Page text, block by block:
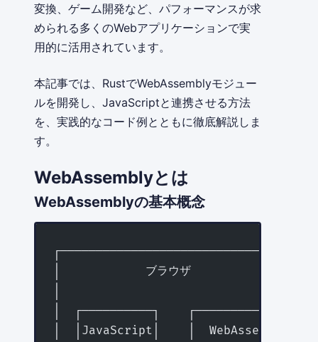
変換、ゲーム開発など、パフォーマンスが求
められる多くのWebアプリケーションで実
用的に活用されています。
本記事では、RustでWebAssemblyモジュー
ルを開発し、JavaScriptと連携させる方法
を、実践的なコード例とともに徹底解説しま
す。
WebAssemblyとは
WebAssemblyの基本概念
│            ブラウザ
│  ┌──────────┐    ┌───────────────┐
│  │JavaScript│    │  WebAssembly  │